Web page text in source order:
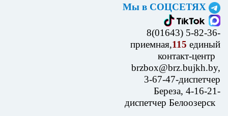
Мы в СОЦСЕТЯХ
8(01643) 5-82-36-
приемная,115 единый
контакт-центр
brzbox@brz.bujkh.by,
3-67-47-диспетчер
Береза, 4-16-21-
диспетчер Белоозерск